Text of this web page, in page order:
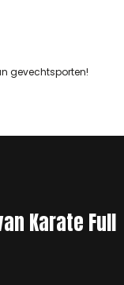
gevechtsporten!
Karate Full